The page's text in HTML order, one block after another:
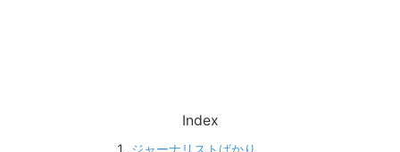
Index
ジャーナリストばかり